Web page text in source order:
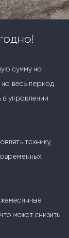
сумму на
на весь период
в управлении
технику,
может снизить